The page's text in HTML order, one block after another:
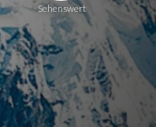
Sehenswert